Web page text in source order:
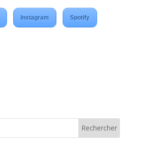
Instagram Spotify